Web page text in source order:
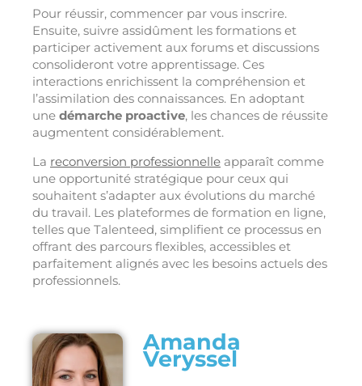
Pour réussir, commencer par vous inscrire.
Ensuite, suivre assidûment les formations et
participer activement aux forums et discussions
consolideront votre apprentissage. Ces
interactions enrichissent la compréhension et
l’assimilation des connaissances. En adoptant
une démarche proactive, les chances de réussite
augmentent considérablement.
La reconversion professionnelle apparaît comme
une opportunité stratégique pour ceux qui
souhaitent s’adapter aux évolutions du marché
du travail. Les plateformes de formation en ligne,
telles que Talenteed, simplifient ce processus en
offrant des parcours flexibles, accessibles et
parfaitement alignés avec les besoins actuels des
professionnels.
Amanda
Veryssel